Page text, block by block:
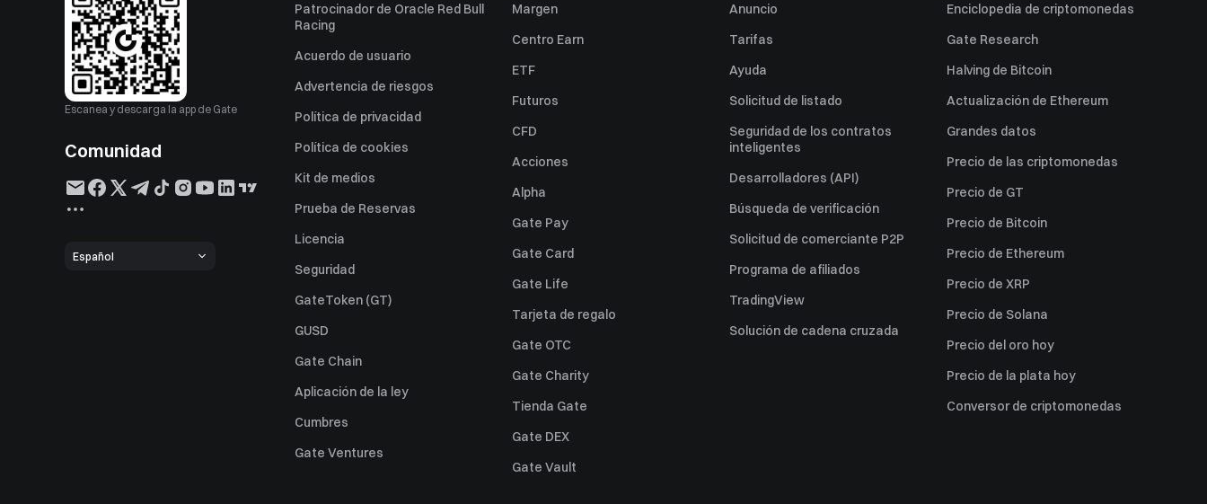
Escanea y descarga la app de Gate
Comunidad
Español
Patrocinador de Oracle Red Bull
Racing
Acuerdo de usuario
Advertencia de riesgos
Política de privacidad
Política de cookies
Kit de medios
Prueba de Reservas
Licencia
Seguridad
GateToken (GT)
GUSD
Gate Chain
Aplicación de la ley
Cumbres
Gate Ventures
Margen
Centro Earn
ETF
Futuros
CFD
Acciones
Alpha
Gate Pay
Gate Card
Gate Life
Tarjeta de regalo
Gate OTC
Gate Charity
Tienda Gate
Gate DEX
Gate Vault
Anuncio
Tarifas
Ayuda
Solicitud de listado
Seguridad de los contratos
inteligentes
Desarrolladores (API)
Búsqueda de verificación
Solicitud de comerciante P2P
Programa de afiliados
TradingView
Solución de cadena cruzada
Enciclopedia de criptomonedas
Gate Research
Halving de Bitcoin
Actualización de Ethereum
Grandes datos
Precio de las criptomonedas
Precio de GT
Precio de Bitcoin
Precio de Ethereum
Precio de XRP
Precio de Solana
Precio del oro hoy
Precio de la plata hoy
Conversor de criptomonedas